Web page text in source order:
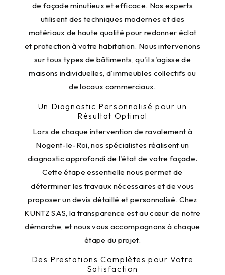
de façade minutieux et efficace. Nos experts
utilisent des techniques modernes et des
matériaux de haute qualité pour redonner éclat
et protection à votre habitation. Nous intervenons
sur tous types de bâtiments, qu'il s'agisse de
maisons individuelles, d'immeubles collectifs ou
de locaux commerciaux.
Un Diagnostic Personnalisé pour un
Résultat Optimal
Lors de chaque intervention de ravalement à
Nogent-le-Roi, nos spécialistes réalisent un
diagnostic approfondi de l'état de votre façade.
Cette étape essentielle nous permet de
déterminer les travaux nécessaires et de vous
proposer un devis détaillé et personnalisé. Chez
KUNTZ SAS, la transparence est au cœur de notre
démarche, et nous vous accompagnons à chaque
étape du projet.
Des Prestations Complètes pour Votre
Satisfaction